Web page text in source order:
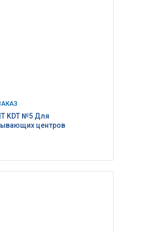
KDT №5 Для
центров